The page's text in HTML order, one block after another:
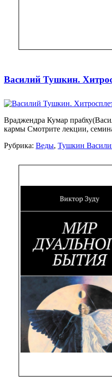
Василий Тушкин.
Враджендра Кумар
кармы Смотрите лекции,
Рубрика: Веды, Тушкин